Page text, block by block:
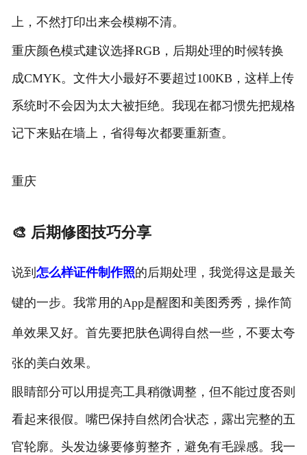
上，不然打印出来会模糊不清。
重庆颜色模式建议选择RGB，后期处理的时候转换
成CMYK。文件大小最好不要超过100KB，这样上传
系统时不会因为太大被拒绝。我现在都习惯先把规格
记下来贴在墙上，省得每次都要重新查。
重庆
🎨 后期修图技巧分享
说到 怎么样证件制作照的后期处理，我觉得这是最关
键的一步。我常用的App是醒图和美图秀秀，操作简
单效果又好。首先要把肤色调得自然一些，不要太夸
张的美白效果。
眼睛部分可以用提亮工具稍微调整，但不能过度否则
看起来很假。嘴巴保持自然闭合状态，露出完整的五
官轮廓。头发边缘要修剪整齐，避免有毛躁感。我一